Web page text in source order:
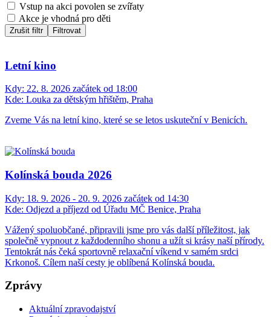
Vstup na akci povolen se zvířaty
Akce je vhodná pro děti
Zrušit filtr Filtrovat
Letní kino
Kdy: 22. 8. 2026 začátek od 18:00
Kde: Louka za dětským hřištěm, Praha
Zveme Vás na letní kino, které se se letos uskuteční v Benicích.
Kolínská bouda 2026
Kdy: 18. 9. 2026 - 20. 9. 2026 začátek od 14:30
Kde: Odjezd a příjezd od Úřadu MČ Benice, Praha
Vážený spoluobčané, připravili jsme pro vás další příležitost, jak
společně vypnout z každodenního shonu a užít si krásy naší přírody.
Tentokrát nás čeká sportovně relaxační víkend v samém srdci
Krkonoš. Cílem naší cesty je oblíbená Kolínská bouda.
Zprávy
Aktuální zpravodajství